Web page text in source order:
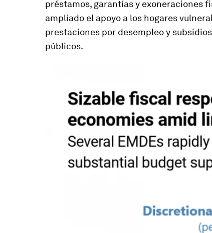
préstamos, garantías y exoneraciones
ampliado el apoyo a los hogares
prestaciones por desempleo y
públicos.